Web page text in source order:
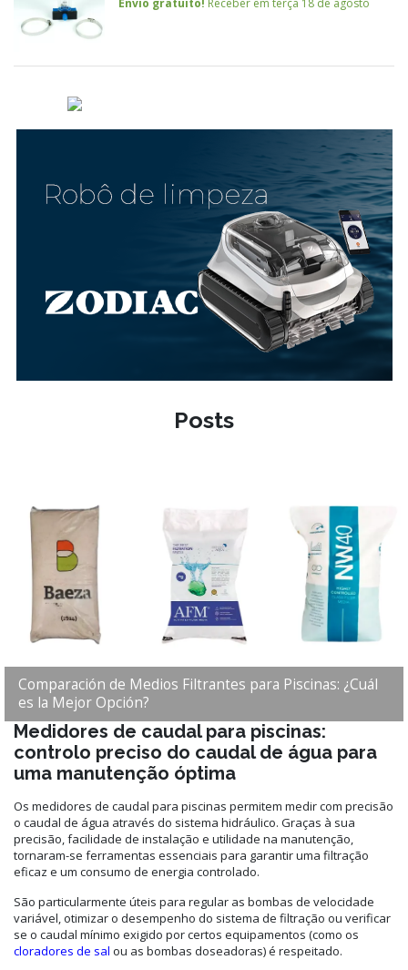
Posts
Comparación de Medios Filtrantes para Piscinas: ¿Cuál
es la Mejor Opción?
Envio gratuito! Receber em terça 18 de agosto
Medidores de caudal para piscinas:
controlo preciso do caudal de água para
uma manutenção óptima
Os medidores de caudal para piscinas permitem medir com precisão
o caudal de água através do sistema hidráulico. Graças à sua
precisão, facilidade de instalação e utilidade na manutenção,
tornaram-se ferramentas essenciais para garantir uma filtração
eficaz e um consumo de energia controlado.
São particularmente úteis para regular as bombas de velocidade
variável, otimizar o desempenho do sistema de filtração ou verificar
se o caudal mínimo exigido por certos equipamentos (como os
cloradores de sal ou as bombas doseadoras) é respeitado.